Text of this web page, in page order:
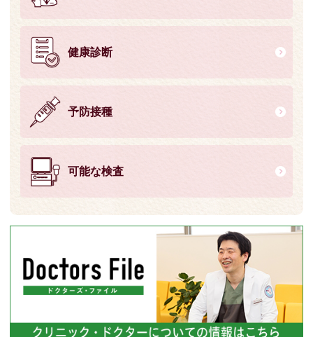
健康診断
予防接種
可能な検査